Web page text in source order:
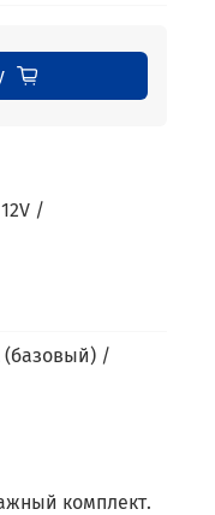
/
(базовый) /
комплект.